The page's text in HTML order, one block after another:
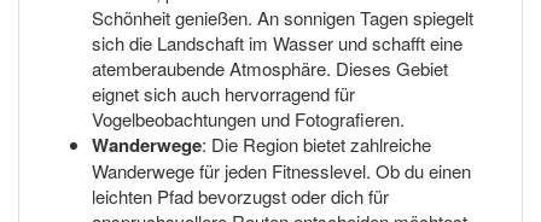
Schönheit genießen. An sonnigen Tagen spiegelt
sich die Landschaft im Wasser und schafft eine
atemberaubende Atmosphäre. Dieses Gebiet
eignet sich auch hervorragend für
Vogelbeobachtungen und Fotografieren.
Wanderwege: Die Region bietet zahlreiche
Wanderwege für jeden Fitnesslevel. Ob du einen
leichten Pfad bevorzugst oder dich für